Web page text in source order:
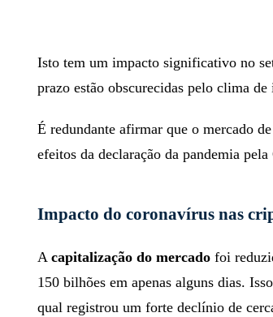
Isto tem um impacto significativo no
prazo estão obscurecidas pelo clima de
É redundante afirmar que o mercado
efeitos da declaração da pandemia
Impacto do coronavírus nas
Acapitalização do mercadofoi
150 bilhões em apenas alguns dias.
qual registrou um forte declínio de